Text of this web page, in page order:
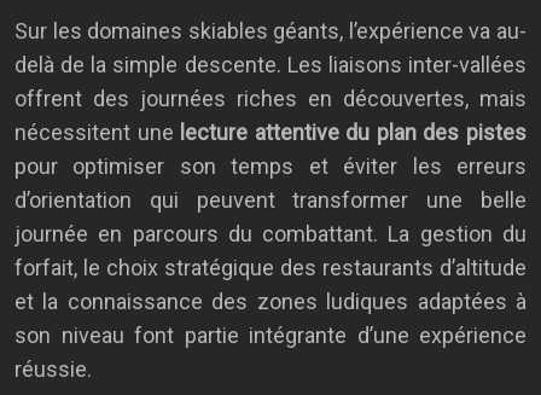
Sur les domaines skiables géants, l’expérience va au-
delà de la simple descente. Les liaisons inter-vallées
offrent des journées riches en découvertes, mais
nécessitent une lecture attentive du plan des pistes
pour optimiser son temps et éviter les erreurs
d’orientation qui peuvent transformer une belle
journée en parcours du combattant. La gestion du
forfait, le choix stratégique des restaurants d’altitude
et la connaissance des zones ludiques adaptées à
son niveau font partie intégrante d’une expérience
réussie.